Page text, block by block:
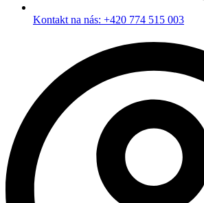
Kontakt na nás: +420 774 515 003